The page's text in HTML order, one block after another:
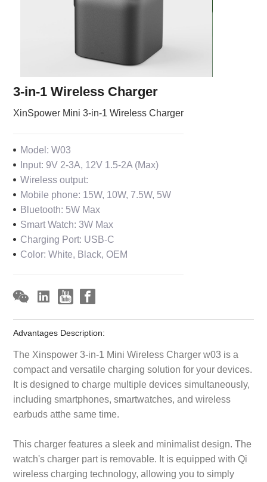
3-in-1 Wireless Charger
XinSpower Mini 3-in-1 Wireless Charger
Model: W03
Input: 9V 2-3A, 12V 1.5-2A (Max)
Wireless output:
Mobile phone: 15W, 10W, 7.5W, 5W
Bluetooth: 5W Max
Smart Watch: 3W Max
Charging Port: USB-C
Color: White, Black, OEM
Advantages Description:
The Xinspower 3-in-1 Mini Wireless Charger w03 is a
compact and versatile charging solution for your devices.
It is designed to charge multiple devices simultaneously,
including smartphones, smartwatches, and wireless
earbuds atthe same time.
This charger features a sleek and minimalist design. The
watch's charger part is removable. It is equipped with Qi
wireless charging technology, allowing you to simply